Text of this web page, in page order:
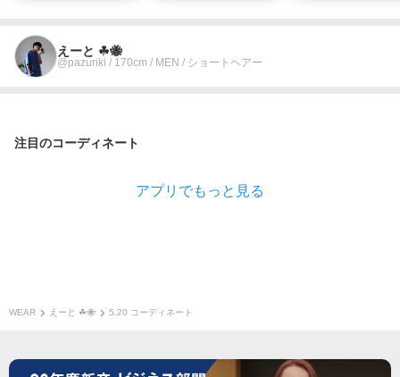
えーと ☘🐝
@pazuriki / 170cm / MEN / ショートヘアー
注目のコーディネート
アプリでもっと見る
WEAR えーと ☘🐝 5.20 コーディネート